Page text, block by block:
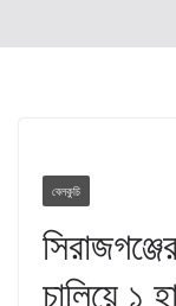
বেলকুচি
চালিয়ে ১